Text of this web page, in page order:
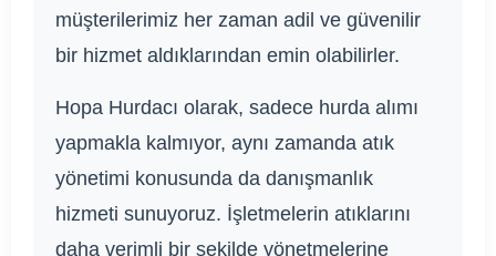
müşterilerimiz her zaman adil ve güvenilir
bir hizmet aldıklarından emin olabilirler.
Hopa Hurdacı olarak, sadece hurda alımı
yapmakla kalmıyor, aynı zamanda atık
yönetimi konusunda da danışmanlık
hizmeti sunuyoruz. İşletmelerin atıklarını
daha verimli bir şekilde yönetmelerine